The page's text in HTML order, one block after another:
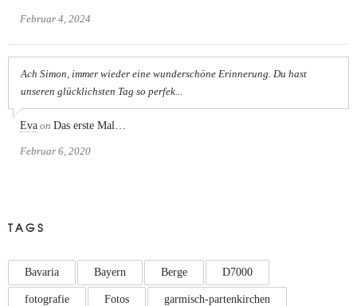
Februar 4, 2024
Ach Simon, immer wieder eine wunderschöne Erinnerung. Du hast
unseren glücklichsten Tag so perfek...
Eva on Das erste Mal…
Februar 6, 2020
TAGS
Bavaria Bayern Berge D7000
fotografie Fotos garmisch-partenkirchen